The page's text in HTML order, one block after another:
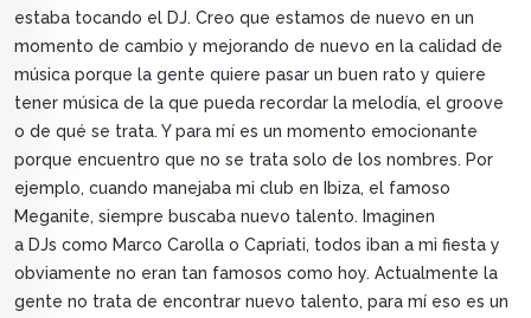
estaba tocando el DJ. Creo que estamos de nuevo en un
momento de cambio y mejorando de nuevo en la calidad de
música porque la gente quiere pasar un buen rato y quiere
tener música de la que pueda recordar la melodía, el groove
o de qué se trata. Y para mí es un momento emocionante
porque encuentro que no se trata solo de los nombres. Por
ejemplo, cuando manejaba mi club en Ibiza, el famoso
Meganite, siempre buscaba nuevo talento. Imaginen
a DJs como Marco Carolla o Capriati, todos iban a mi fiesta y
obviamente no eran tan famosos como hoy. Actualmente la
gente no trata de encontrar nuevo talento, para mí eso es un